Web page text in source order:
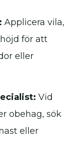
Applicera vila,
för att
eller
Vid
obehag, sök
eller